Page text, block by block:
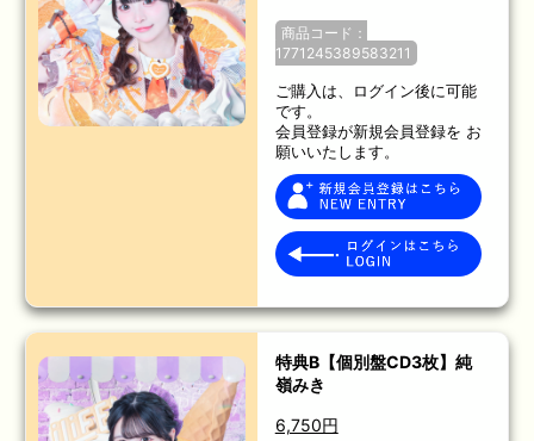
商品コード：
1771245389583211
ご購入は、ログイン後に可能
です。
会員登録が新規会員登録を お
願いいたします。
特典B【個別盤CD3枚】純
嶺みき
6,750円